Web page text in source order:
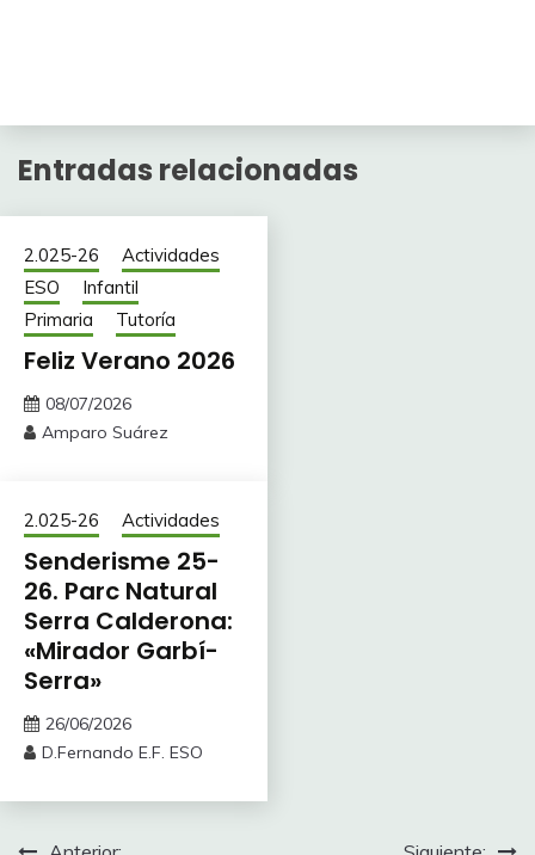
Entradas relacionadas
2.025-26
Actividades
ESO
Infantil
Primaria
Tutoría
Feliz Verano 2026
08/07/2026
Amparo Suárez
2.025-26 Actividades
Senderisme 25-
26. Parc Natural
Serra Calderona:
«Mirador Garbí-
Serra»
26/06/2026
D.Fernando E.F. ESO